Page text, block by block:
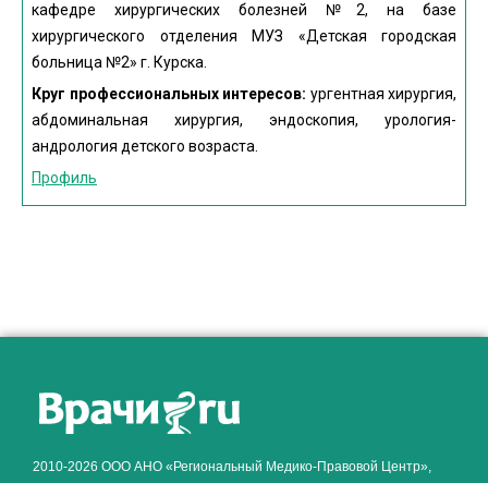
кафедре хирургических болезней №2, на базе
хирургического отделения МУЗ «Детская городская
больница №2» г. Курска.
Круг профессиональных интересов: ургентная хирургия,
абдоминальная хирургия, эндоскопия, урология-
андрология детского возраста.
Профиль
2010-2026 ООО АНО «Региональный Медико-Правовой Центр»,